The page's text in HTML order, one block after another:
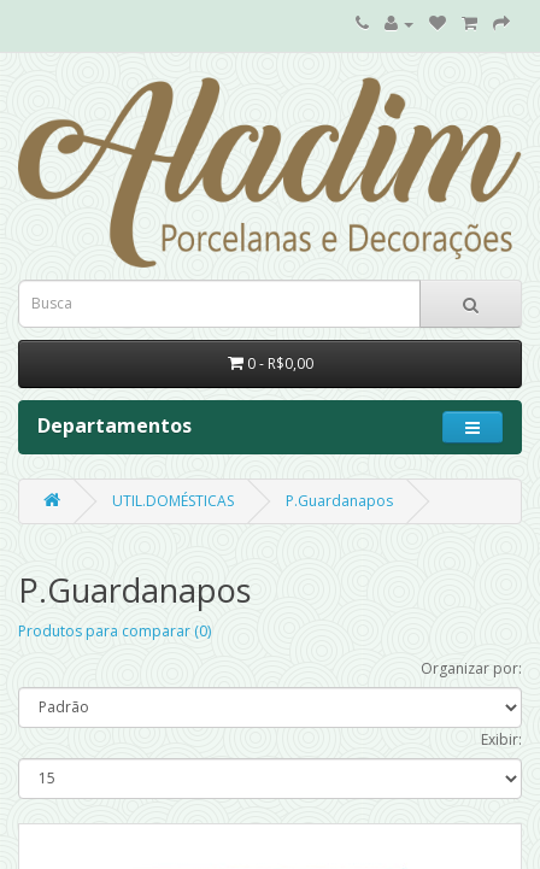
0 - R$0,00
Departamentos
UTIL.DOMÉSTICAS P.Guardanapos
P.Guardanapos
Produtos para comparar (0)
Organizar por:
Exibir: